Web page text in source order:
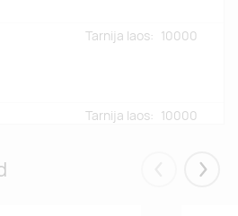
Tarnija laos: 10000
Tarnija laos: 10000
Eelmised